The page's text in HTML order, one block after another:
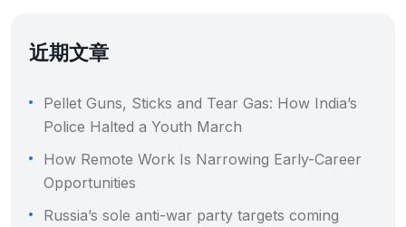
近期文章
Pellet Guns, Sticks and Tear Gas: How India’s
Police Halted a Youth March
How Remote Work Is Narrowing Early-Career
Opportunities
Russia’s sole anti-war party targets coming